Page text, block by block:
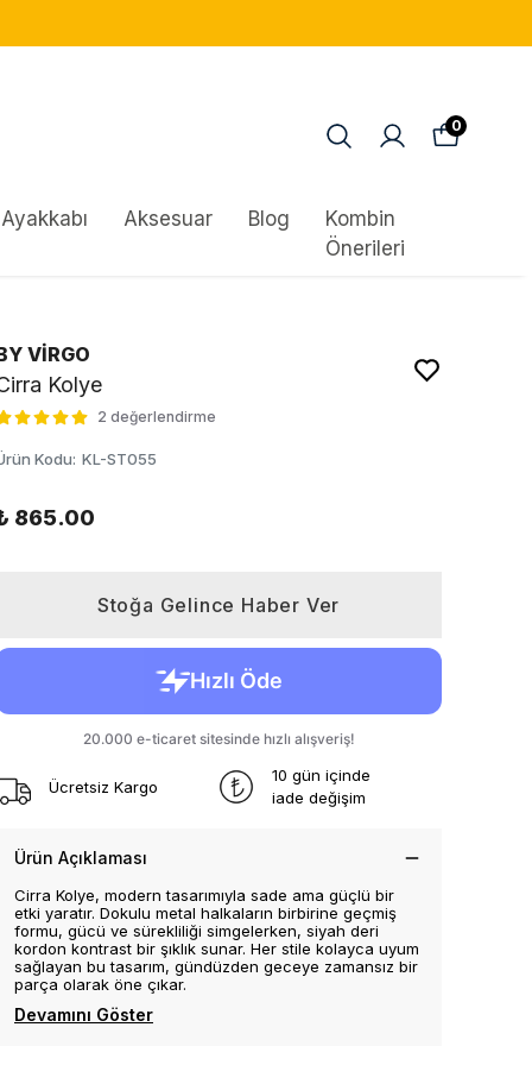
Ayakkabı Aksesuar Blog
Kombin
Önerileri
0
VİRGO
Kolye
2 değerlendirme
Kodu: KL-ST055
865.00
Stoğa Gelince Haber Ver
Ücretsiz Kargo
10 gün içinde
iade değişim
Ürün Açıklaması
Cirra Kolye, modern tasarımıyla sade ama güçlü bir
etki yaratır. Dokulu metal halkaların birbirine geçmiş
formu, gücü ve sürekliliği simgelerken, siyah deri
kordon kontrast bir şıklık sunar. Her stile kolayca uyum
sağlayan bu tasarım, gündüzden geceye zamansız bir
parça olarak öne çıkar.
Devamını Göster